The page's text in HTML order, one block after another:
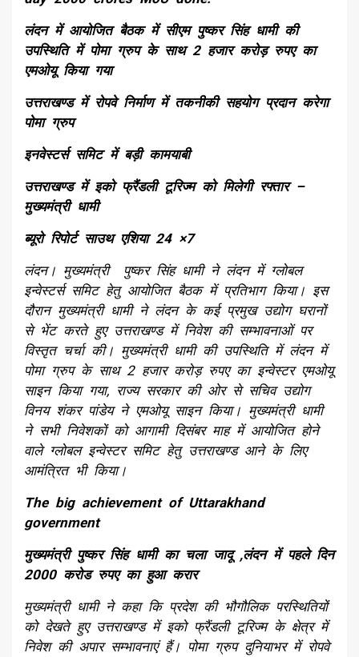
लंदन में आयोजित बैठक में सीएम पुष्कर सिंह धामी की
उपस्थिति में पोमा ग्रुप के साथ 2 हजार करोड़ रुपए का
एमओयू किया गया
उत्तराखण्ड में रोपवे निर्माण में तकनीकी सहयोग प्रदान करेगा
पोमा ग्रुप
इनवेस्टर्स समिट में बड़ी कामयाबी
उत्तराखण्ड में इको फ्रैंडली टूरिज्म को मिलेगी रफ्तार –
मुख्यमंत्री धामी
ब्यूरो रिपोर्ट साउथ एशिया 24 ×7
लंदन। मुख्यमंत्री पुष्कर सिंह धामी ने लंदन में ग्लोबल
इन्वेस्टर्स समिट हेतु आयोजित बैठक में प्रतिभाग किया। इस
दौरान मुख्यमंत्री धामी ने लंदन के कई प्रमुख उद्योग घरानों
से भेंट करते हुए उत्तराखण्ड में निवेश की सम्भावनाओं पर
विस्तृत चर्चा की। मुख्यमंत्री धामी की उपस्थिति में लंदन में
पोमा ग्रुप के साथ 2 हजार करोड़ रुपए का इन्वेस्टर एमओयू
साइन किया गया, राज्य सरकार की ओर से सचिव उद्योग
विनय शंकर पांडेय ने एमओयू साइन किया। मुख्यमंत्री धामी
ने सभी निवेशकों को आगामी दिसंबर माह में आयोजित होने
वाले ग्लोबल इन्वेस्टर समिट हेतु उत्तराखण्ड आने के लिए
आमंत्रित भी किया।
The big achievement of Uttarakhand
government
मुख्यमंत्री पुष्कर सिंह धामी का चला जादू ,लंदन में पहले दिन
2000 करोड रुपए का हुआ करार
मुख्यमंत्री धामी ने कहा कि प्रदेश की भौगौलिक परस्थितियों
को देखते हुए उत्तराखण्ड में इको फ्रैंडली टूरिज्म के क्षेत्र में
निवेश की अपार सम्भावनाएं हैं। पोमा ग्रुप दुनियाभर में रोपवे